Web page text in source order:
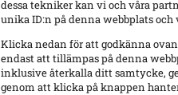
dessa tekniker kan vi och våra
unika ID:n på denna webbplats och
Klicka nedan för att godkänna
endast att tillämpas på denna
inklusive återkalla ditt samtycke,
genom att klicka på knappen